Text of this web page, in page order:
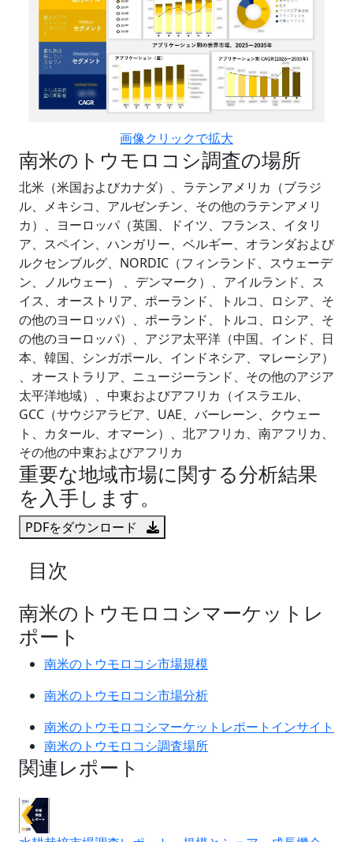
画像クリックで拡大
南米のトウモロコシ調査の場所
北米（米国およびカナダ）、ラテンアメリカ（ブラジ
ル、メキシコ、アルゼンチン、その他のラテンアメリ
カ）、ヨーロッパ（英国、ドイツ、フランス、イタリ
ア、スペイン、ハンガリー、ベルギー、オランダおよび
ルクセンブルグ、NORDIC（フィンランド、スウェーデ
ン、ノルウェー） 、デンマーク）、アイルランド、ス
イス、オーストリア、ポーランド、トルコ、ロシア、そ
の他のヨーロッパ）、ポーランド、トルコ、ロシア、そ
の他のヨーロッパ）、アジア太平洋（中国、インド、日
本、韓国、シンガポール、インドネシア、マレーシア）
、オーストラリア、ニュージーランド、その他のアジア
太平洋地域）、中東およびアフリカ（イスラエル、
GCC（サウジアラビア、UAE、バーレーン、クウェー
ト、カタール、オマーン）、北アフリカ、南アフリカ、
その他の中東およびアフリカ
重要な地域市場に関する分析結果
を入手します。
PDFをダウンロード
目次
南米のトウモロコシマーケットレ
ポート
南米のトウモロコシ市場規模
南米のトウモロコシ市場分析
南米のトウモロコシマーケットレポートインサイト
南米のトウモロコシ調査場所
関連レポート